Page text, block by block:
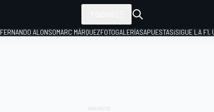
FERNANDO ALONSOMARC MÁRQUEZFOTOGALERÍASAPUESTAS¡SIGUE LA F1,